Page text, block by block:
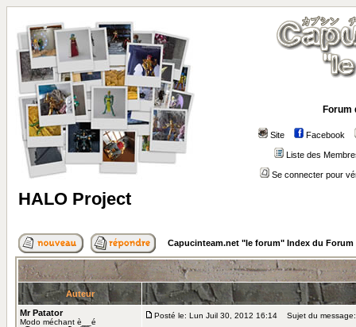
Forum
Site Facebook
Liste des
Se connecter pour
HALO Project
Capucinteam.net "le forum" Index du Forum
Auteur
Mr Patator
Modo méchant è__é
Posté le: Lun Juil 30, 2012 16:14 Sujet du